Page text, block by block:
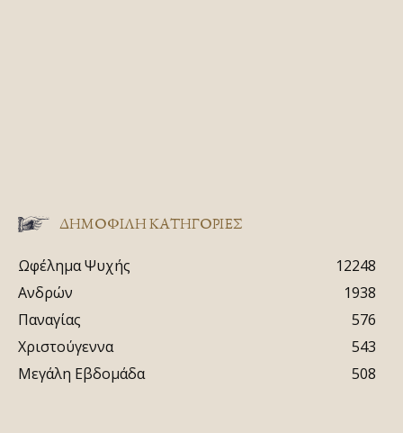
ΔΗΜΟΦΙΛΗ ΚΑΤΗΓΟΡΙΕΣ
Ωφέλημα Ψυχής
12248
Ανδρών
1938
Παναγίας
576
Χριστούγεννα
543
Μεγάλη Εβδομάδα
508